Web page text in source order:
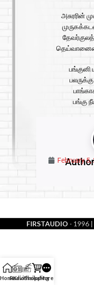
அசுரரின்
பங்கு
February 5,
FIRSTAUDIO - 1996
HomeRadio
Kavithaikal
Shopping
More